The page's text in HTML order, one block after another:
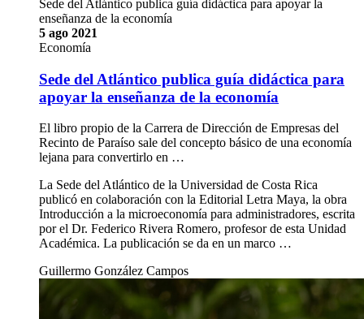
Kevin Venegas
empleo, educación superior